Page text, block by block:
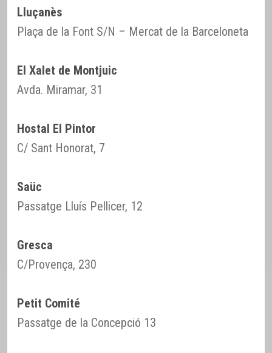
Lluçanès
Plaça de la Font S/N – Mercat de la Barceloneta
El Xalet de Montjuic
Avda. Miramar, 31
Hostal El Pintor
C/ Sant Honorat, 7
Saüc
Passatge Lluís Pellicer, 12
Gresca
C/Provença, 230
Petit Comité
Passatge de la Concepció 13